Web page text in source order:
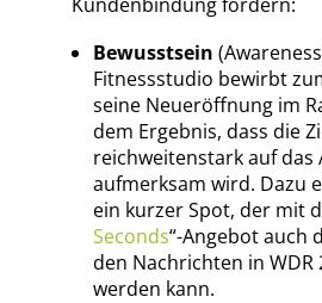
Bewusstsein
Fitnessstudio bewirbt
seine Neueröffnung im
dem Ergebnis, dass die
reichweitenstark auf das
aufmerksam wird. Dazu
ein kurzer Spot, der mit
Seconds“-Angebot auch
den Nachrichten in WDR
werden kann.